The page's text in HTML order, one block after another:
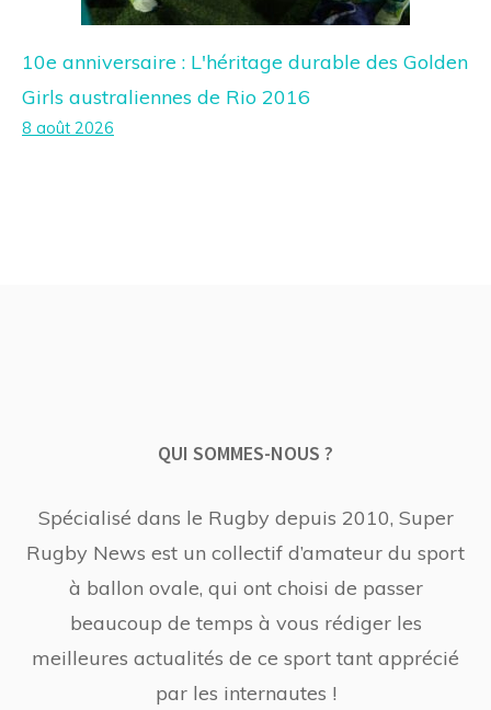
10e anniversaire : L'héritage durable des Golden
Girls australiennes de Rio 2016
8 août 2026
QUI SOMMES-NOUS ?
Spécialisé dans le Rugby depuis 2010, Super
Rugby News est un collectif d’amateur du sport
à ballon ovale, qui ont choisi de passer
beaucoup de temps à vous rédiger les
meilleures actualités de ce sport tant apprécié
par les internautes !